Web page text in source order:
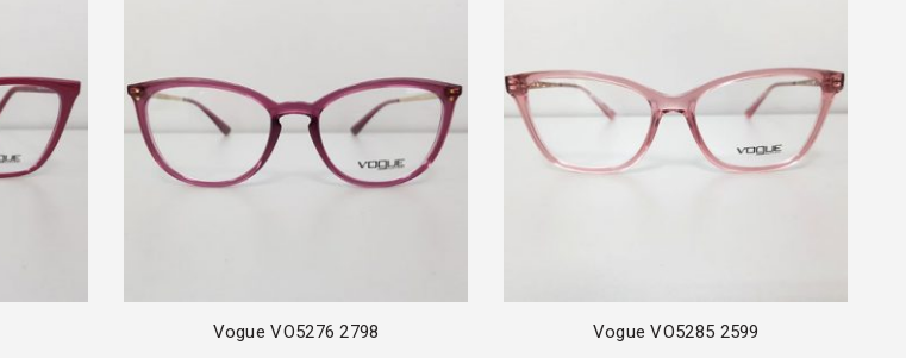
Vogue VO5276 2798 Vogue VO5285 2599